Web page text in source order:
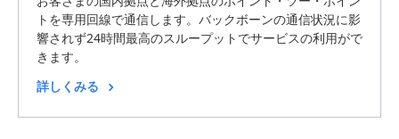
トを専用回線で通信します。バックボーンの通信状況に影
響されず24時間最高のスループットでサービスの利用がで
きます。
詳しくみる